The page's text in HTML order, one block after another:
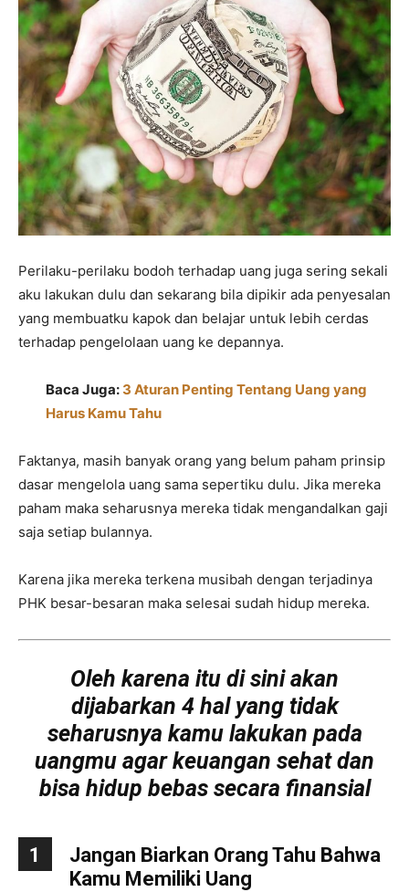
Perilaku-perilaku bodoh terhadap uang juga sering sekali
aku lakukan dulu dan sekarang bila dipikir ada penyesalan
yang membuatku kapok dan belajar untuk lebih cerdas
terhadap pengelolaan uang ke depannya.
Baca Juga: 3 Aturan Penting Tentang Uang yang
Harus Kamu Tahu
Faktanya, masih banyak orang yang belum paham prinsip
dasar mengelola uang sama sepertiku dulu. Jika mereka
paham maka seharusnya mereka tidak mengandalkan gaji
saja setiap bulannya.
Karena jika mereka terkena musibah dengan terjadinya
PHK besar-besaran maka selesai sudah hidup mereka.
Oleh karena itu di sini akan
dijabarkan 4 hal yang tidak
seharusnya kamu lakukan pada
uangmu agar keuangan sehat dan
bisa hidup bebas secara finansial
1
Jangan Biarkan Orang Tahu Bahwa
Kamu Memiliki Uang